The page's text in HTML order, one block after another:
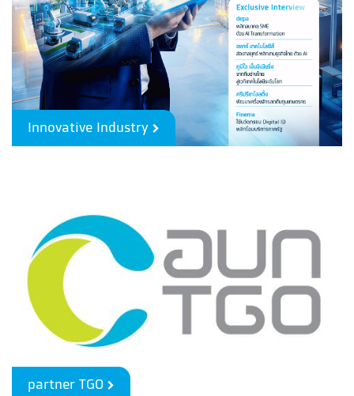
Innovative Industry
partner TGO